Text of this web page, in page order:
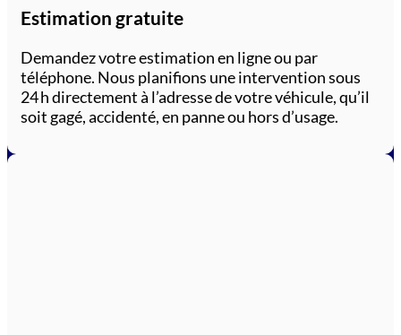
Estimation gratuite
Demandez votre estimation en ligne ou par
téléphone. Nous planifions une intervention sous
24 h directement à l’adresse de votre véhicule, qu’il
soit gagé, accidenté, en panne ou hors d’usage.